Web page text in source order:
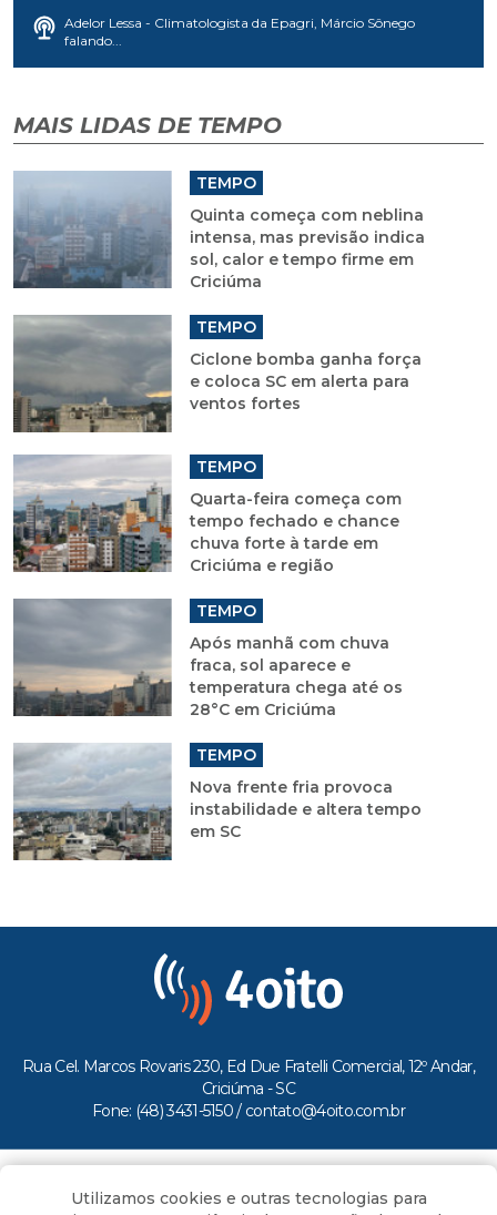
Adelor Lessa - Climatologista da Epagri, Márcio Sônego
falando...
MAIS LIDAS DE TEMPO
TEMPO
Quinta começa com neblina
intensa, mas previsão indica
sol, calor e tempo firme em
Criciúma
TEMPO
Ciclone bomba ganha força
e coloca SC em alerta para
ventos fortes
TEMPO
Quarta-feira começa com
tempo fechado e chance
chuva forte à tarde em
Criciúma e região
TEMPO
Após manhã com chuva
fraca, sol aparece e
temperatura chega até os
28°C em Criciúma
TEMPO
Nova frente fria provoca
instabilidade e altera tempo
em SC
Rua Cel. Marcos Rovaris 230, Ed Due Fratelli Comercial, 12º Andar,
Criciúma - SC
Fone: (48) 3431-5150 / contato@4oito.com.br
Todos os direitos reservados ao Portal 4oito
Utilizamos cookies e outras tecnologias para